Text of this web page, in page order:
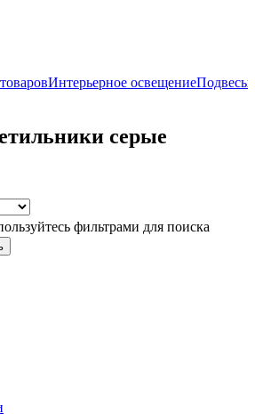
Интерьерное освещениеПодвесы
серые
фильтрами для поиска